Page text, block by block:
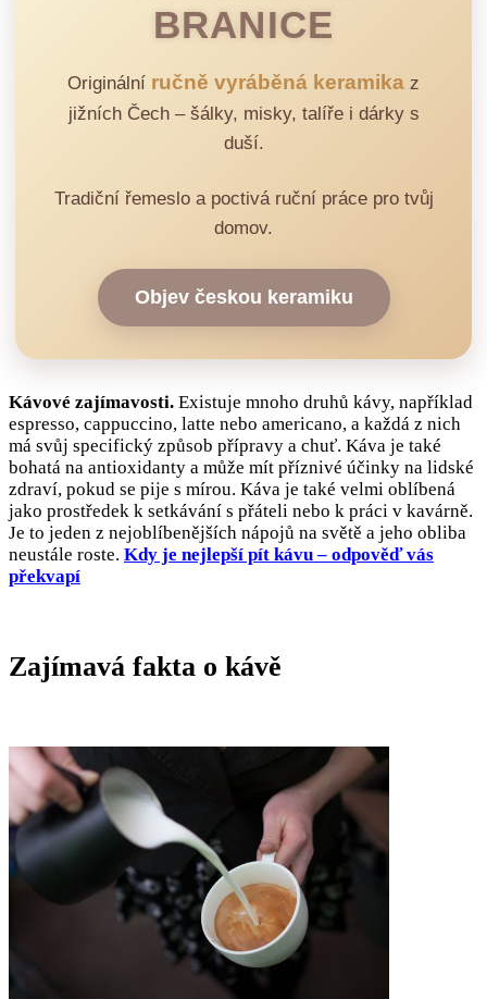
BRANICE
Originální ručně vyráběná keramika z
jižních Čech – šálky, misky, talíře i dárky s
duší.
Tradiční řemeslo a poctivá ruční práce pro tvůj
domov.
Objev českou keramiku
Kávové zajímavosti. Existuje mnoho druhů kávy, například
espresso, cappuccino, latte nebo americano, a každá z nich
má svůj specifický způsob přípravy a chuť. Káva je také
bohatá na antioxidanty a může mít příznivé účinky na lidské
zdraví, pokud se pije s mírou. Káva je také velmi oblíbená
jako prostředek k setkávání s přáteli nebo k práci v kavárně.
Je to jeden z nejoblíbenějších nápojů na světě a jeho obliba
neustále roste. Kdy je nejlepší pít kávu – odpověď vás
překvapí
Zajímavá fakta o kávě